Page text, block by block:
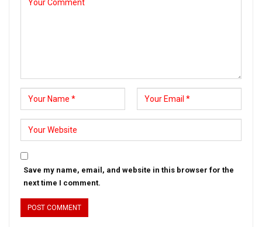
Save my name, email, and website in this browser for the
next time I comment.